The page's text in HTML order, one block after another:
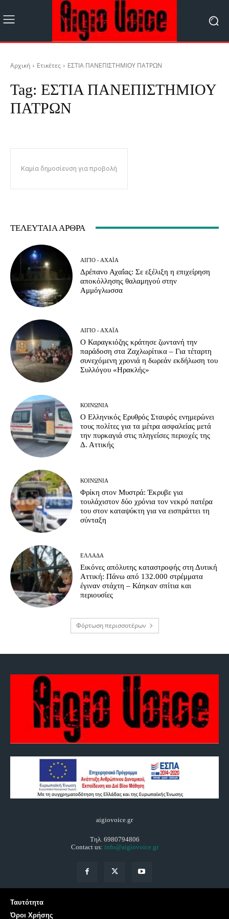
Αρχική Ετικέτες ΕΣΤΙΑ ΠΑΝΕΠΙΣΤΗΜΙΟΥ ΠΑΤΡΩΝ
Tag: ΕΣΤΙΑ ΠΑΝΕΠΙΣΤΗΜΙΟΥ
ΠΑΤΡΩΝ
Καμία δημοσίευση για προβολή
ΤΕΛΕΥΤΑΊΑ ΆΡΘΡΑ
ΑΊΓΙΟ - ΑΧΑΪ́Α
Δρέπανο Αχαΐας: Σε εξέλιξη η επιχείρηση
αποκόλλησης θαλαμηγού στην
Αμμόγλωσσα
ΑΊΓΙΟ - ΑΧΑΪ́Α
Ο Καραγκιόζης κράτησε ζωντανή την
παράδοση στα Ζαχλωρίτικα – Για τέταρτη
συνεχόμενη χρονιά η δωρεάν εκδήλωση του
Συλλόγου «Ηρακλής»
ΚΟΙΝΩΝΊΑ
Ο Ελληνικός Ερυθρός Σταυρός ενημερώνει
τους πολίτες για τα μέτρα ασφαλείας μετά
την πυρκαγιά στις πληγείσες περιοχές της
Δ. Αττικής
ΚΟΙΝΩΝΊΑ
Φρίκη στον Μυστρά: Έκρυβε για
τουλάχιστον δύο χρόνια τον νεκρό πατέρα
του στον καταψύκτη για να εισπράττει τη
σύνταξη
ΕΛΛΆΔΑ
Εικόνες απόλυτης καταστροφής στη Δυτική
Αττική: Πάνω από 132.000 στρέμματα
έγιναν στάχτη – Κάηκαν σπίτια και
περιουσίες
Φόρτωση περισσοτέρων
aigiovoice.gr
Τηλ. 6980794806
Contact us: info@aigiovoice.gr
Ταυτότητα
Όροι Χρήσης